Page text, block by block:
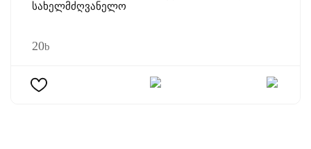
Სახელმძღვანელო
20b